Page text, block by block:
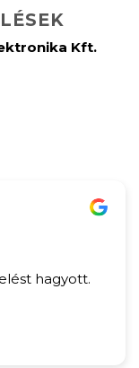
Kft.
hagyott.